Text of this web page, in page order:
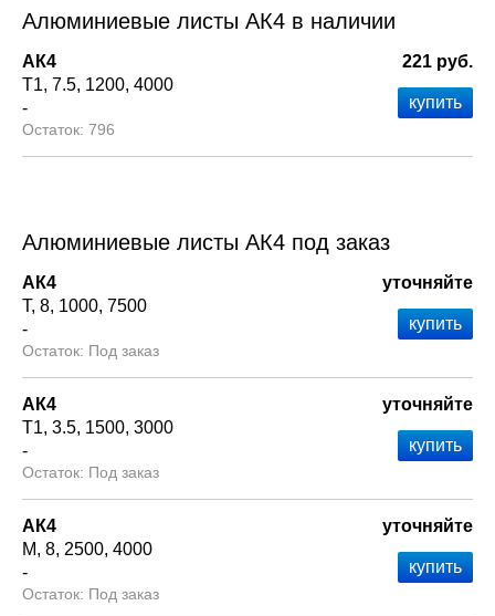
Алюминиевые листы АК4 в наличии
АК4
Т1 7.5 1200 4000
-
796
221 руб.
Алюминиевые листы АК4 под заказ
АК4
Т 8 1000 7500
-
Под заказ
уточняйте
АК4
Т1 3.5 1500 3000
-
Под заказ
уточняйте
АК4
М 8 2500 4000
-
Под заказ
уточняйте